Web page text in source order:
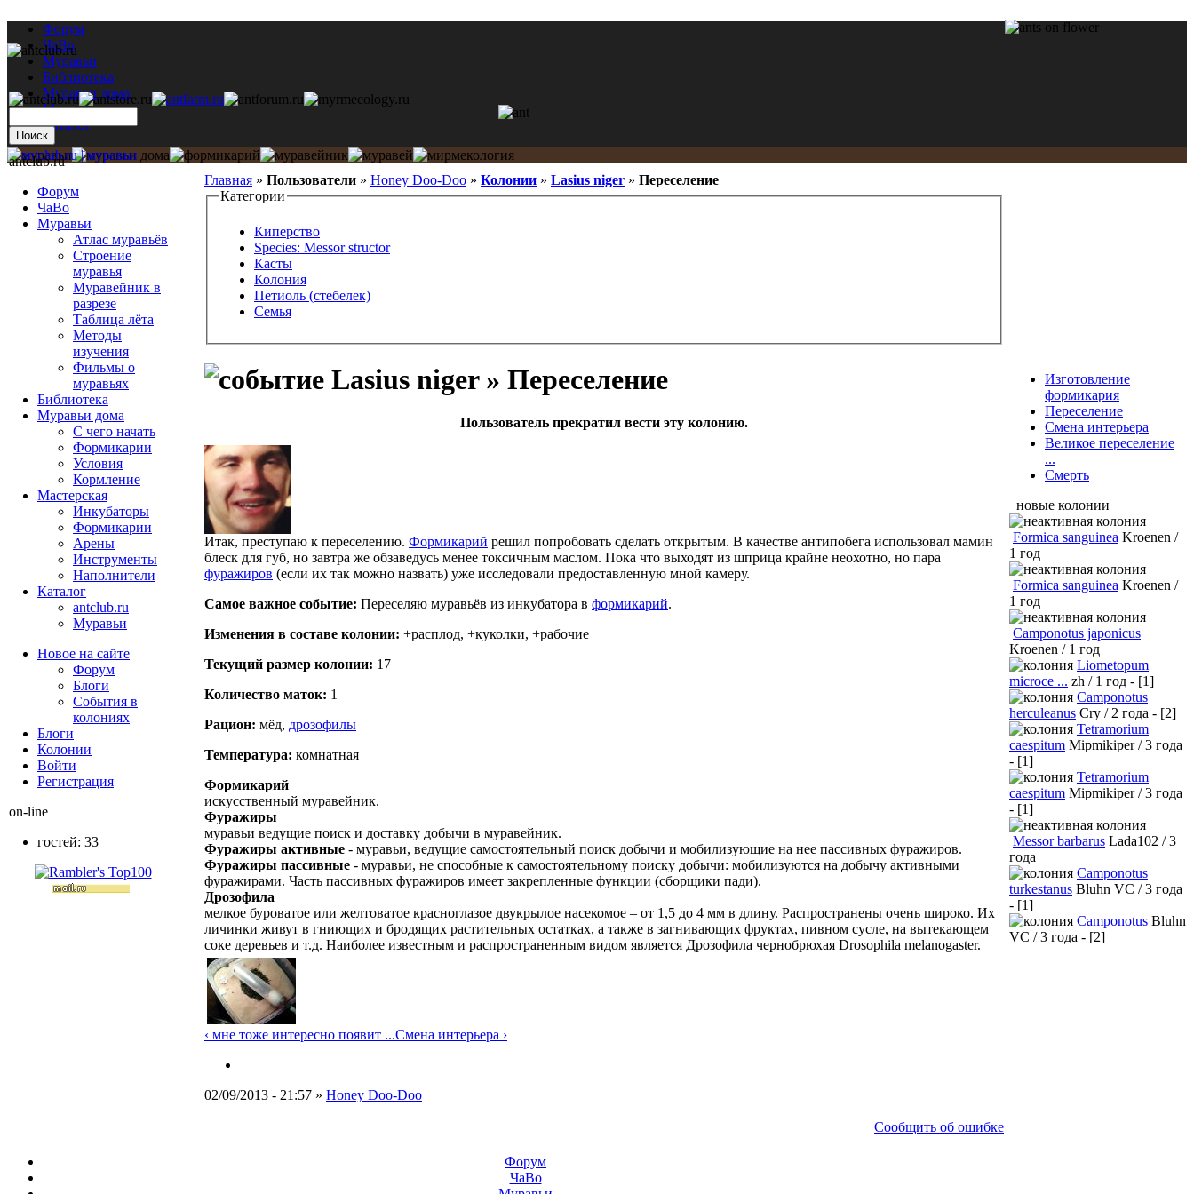
Форум
ЧаВо
Муравьи
Библиотека
Муравьи дома
Мастерская
Каталог
Главная » Пользователи » Honey Doo-Doo » Колонии » Lasius niger » Переселение
Категории
Киперство
Species: Messor structor
Касты
Колония
Петиоль (стебелек)
Семья
Lasius niger » Переселение
Пользователь прекратил вести эту колонию.
Итак, преступаю к переселению. Формикарий решил попробовать сделать открытым. В качестве антипобега использовал мамин
блеск для губ, но завтра же обзаведусь менее токсичным маслом. Пока что выходят из шприца крайне неохотно, но пара
фуражиров (если их так можно назвать) уже исследовали предоставленную мной камеру.
Самое важное событие: Переселяю муравьёв из инкубатора в формикарий.
Изменения в составе кoлонии: +расплод, +куколки, +рабочие
Текущий размер кoлонии: 17
Количество маток: 1
Рацион: мёд, дрозофилы
Температура: комнатная
Формикарий
искусственный муравейник.
Фуражиры
муравьи ведущие поиск и доставку добычи в муравейник.
Фуражиры активные - муравьи, ведущие самостоятельный поиск добычи и мобилизующие на нее пассивных фуражиров.
Фуражиры пассивные - муравьи, не способные к самостоятельному поиску добычи: мобилизуются на добычу активными
фуражирами. Часть пассивных фуражиров имеет закрепленные функции (сборщики пади).
Дрозофила
мелкое буроватое или желтоватое красноглазое двукрылое насекомое – от 1,5 до 4 мм в длину. Распространены очень широко. Их
личинки живут в гниющих и бродящих растительных остатках, а также в загнивающих фруктах, пивном сусле, на вытекающем
соке деревьев и т.д. Наиболее известным и распространенным видом является Дрозофила чернобрюхая Drosophila melanogaster.
‹ мне тоже интересно появит ...Смена интерьера ›
02/09/2013 - 21:57 » Honey Doo-Doo
Сообщить об ошибке
antclub.ru
Форум
ЧаВо
Муравьи
Атлас муравьёв
Строение
муравья
Муравейник в
разрезе
Таблица лёта
Методы
изучения
Фильмы о
муравьях
Библиотека
Муравьи дома
С чего начать
Формикарии
Условия
Кормление
Мастерская
Инкубаторы
Формикарии
Арены
Инструменты
Наполнители
Каталог
antclub.ru
Муравьи
Новое на сайте
Форум
Блоги
События в
колониях
Блоги
Колонии
Войти
Peгиcтpaция
on-line
гостей: 33
Изготовление
формикария
Переселение
Смена интерьера
Великое переселение
...
Смерть
новые колонии
Formica sanguinea Kroenen /
1 год
Formica sanguinea Kroenen /
1 год
Camponotus japonicus
Kroenen / 1 год
Liometopum
microce ... zh / 1 год - [1]
Camponotus
herculeanus Cry / 2 года - [2]
Tetramorium
caespitum Mipmikiper / 3 года
- [1]
Tetramorium
caespitum Mipmikiper / 3 года
- [1]
Messor barbarus Lada102 / 3
года
Camponotus
turkestanus Bluhn VC / 3 года
- [1]
Camponotus Bluhn
VC / 3 года - [2]
Форум
ЧаВо